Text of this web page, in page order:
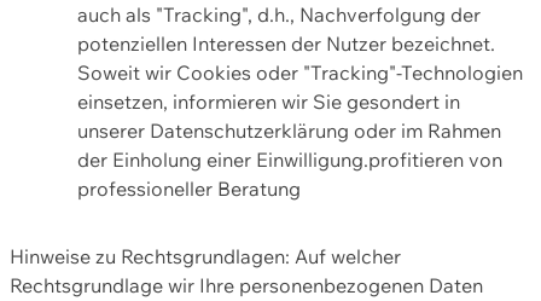
auch als "Tracking", d.h., Nachverfolgung der
potenziellen Interessen der Nutzer bezeichnet.
Soweit wir Cookies oder "Tracking"-Technologien
einsetzen, informieren wir Sie gesondert in
unserer Datenschutzerklärung oder im Rahmen
der Einholung einer Einwilligung.profitieren von
professioneller Beratung
Hinweise zu Rechtsgrundlagen: Auf welcher
Rechtsgrundlage wir Ihre personenbezogenen Daten